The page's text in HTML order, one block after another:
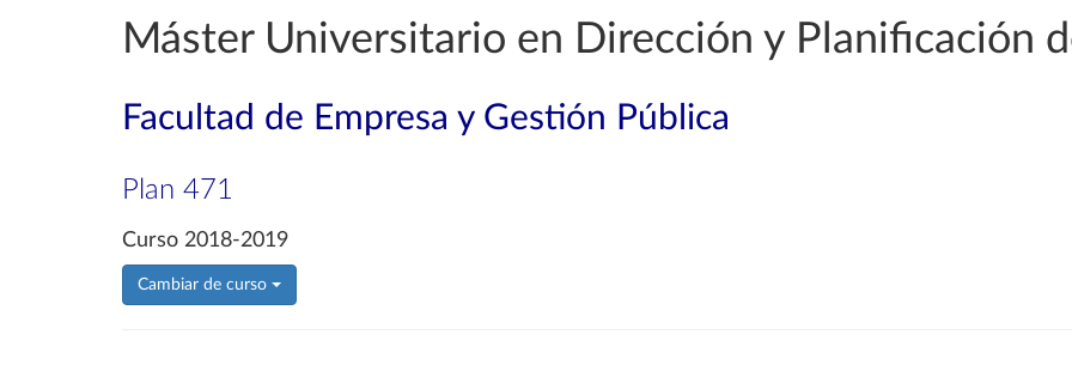
Máster Universitario en Dirección y Planificación
Facultad de Empresa y Gestión Pública
Plan 471
Curso 2018-2019
Cambiar de curso